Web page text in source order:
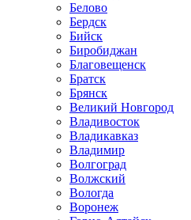
Белово
Бердск
Бийск
Биробиджан
Благовещенск
Братск
Брянск
Великий Новгород
Владивосток
Владикавказ
Владимир
Волгоград
Волжский
Вологда
Воронеж